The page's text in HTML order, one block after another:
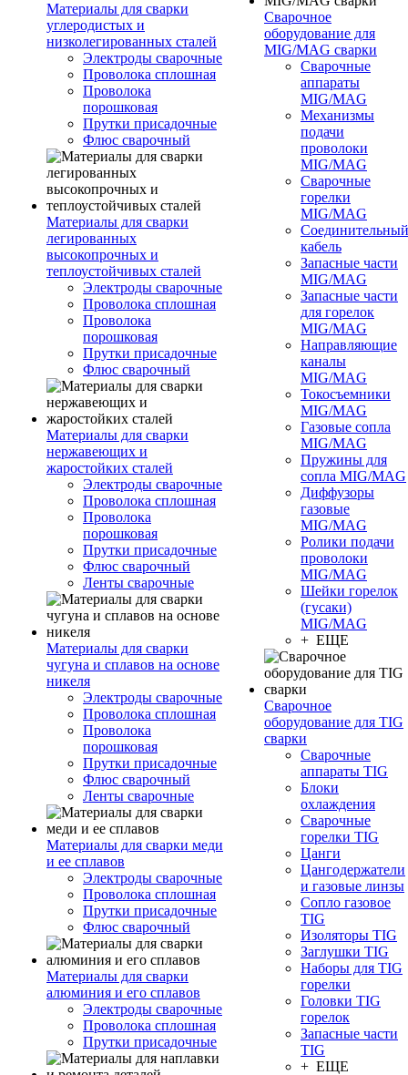
Материалы для сварки
углеродистых и
низколегированных сталей
Электроды сварочные
Проволока сплошная
Проволока
порошковая
Прутки присадочные
Флюс сварочный
Материалы для сварки
легированных
высокопрочных и
теплоустойчивых сталей
Электроды сварочные
Проволока сплошная
Проволока
порошковая
Прутки присадочные
Флюс сварочный
Материалы для сварки
нержавеющих и
жаростойких сталей
Электроды сварочные
Проволока сплошная
Проволока
порошковая
Прутки присадочные
Флюс сварочный
Ленты сварочные
Материалы для сварки
чугуна и сплавов на основе
никеля
Электроды сварочные
Проволока сплошная
Проволока
порошковая
Прутки присадочные
Флюс сварочный
Ленты сварочные
Материалы для сварки меди
и ее сплавов
Электроды сварочные
Проволока сплошная
Прутки присадочные
Флюс сварочный
Материалы для сварки
алюминия и его сплавов
Электроды сварочные
Проволока сплошная
Прутки присадочные
Сварочное
оборудование для
MIG/MAG сварки
Сварочные
аппараты
MIG/MAG
Механизмы
подачи
проволоки
MIG/MAG
Сварочные
горелки
MIG/MAG
Соединительный
кабель
Запасные части
MIG/MAG
Запасные части
для горелок
MIG/MAG
Направляющие
каналы
MIG/MAG
Токосъемники
MIG/MAG
Газовые сопла
MIG/MAG
Пружины для
сопла MIG/MAG
Диффузоры
газовые
MIG/MAG
Ролики подачи
проволоки
MIG/MAG
Шейки горелок
(гусаки)
MIG/MAG
+ ЕЩЕ
Сварочное
оборудование для TIG
сварки
Сварочные
аппараты TIG
Блоки
охлаждения
Сварочные
горелки TIG
Цанги
Цангодержатели
и газовые линзы
Сопло газовое
TIG
Изоляторы TIG
Заглушки TIG
Наборы для TIG
горелки
Головки TIG
горелок
Запасные части
TIG
+ ЕЩЕ